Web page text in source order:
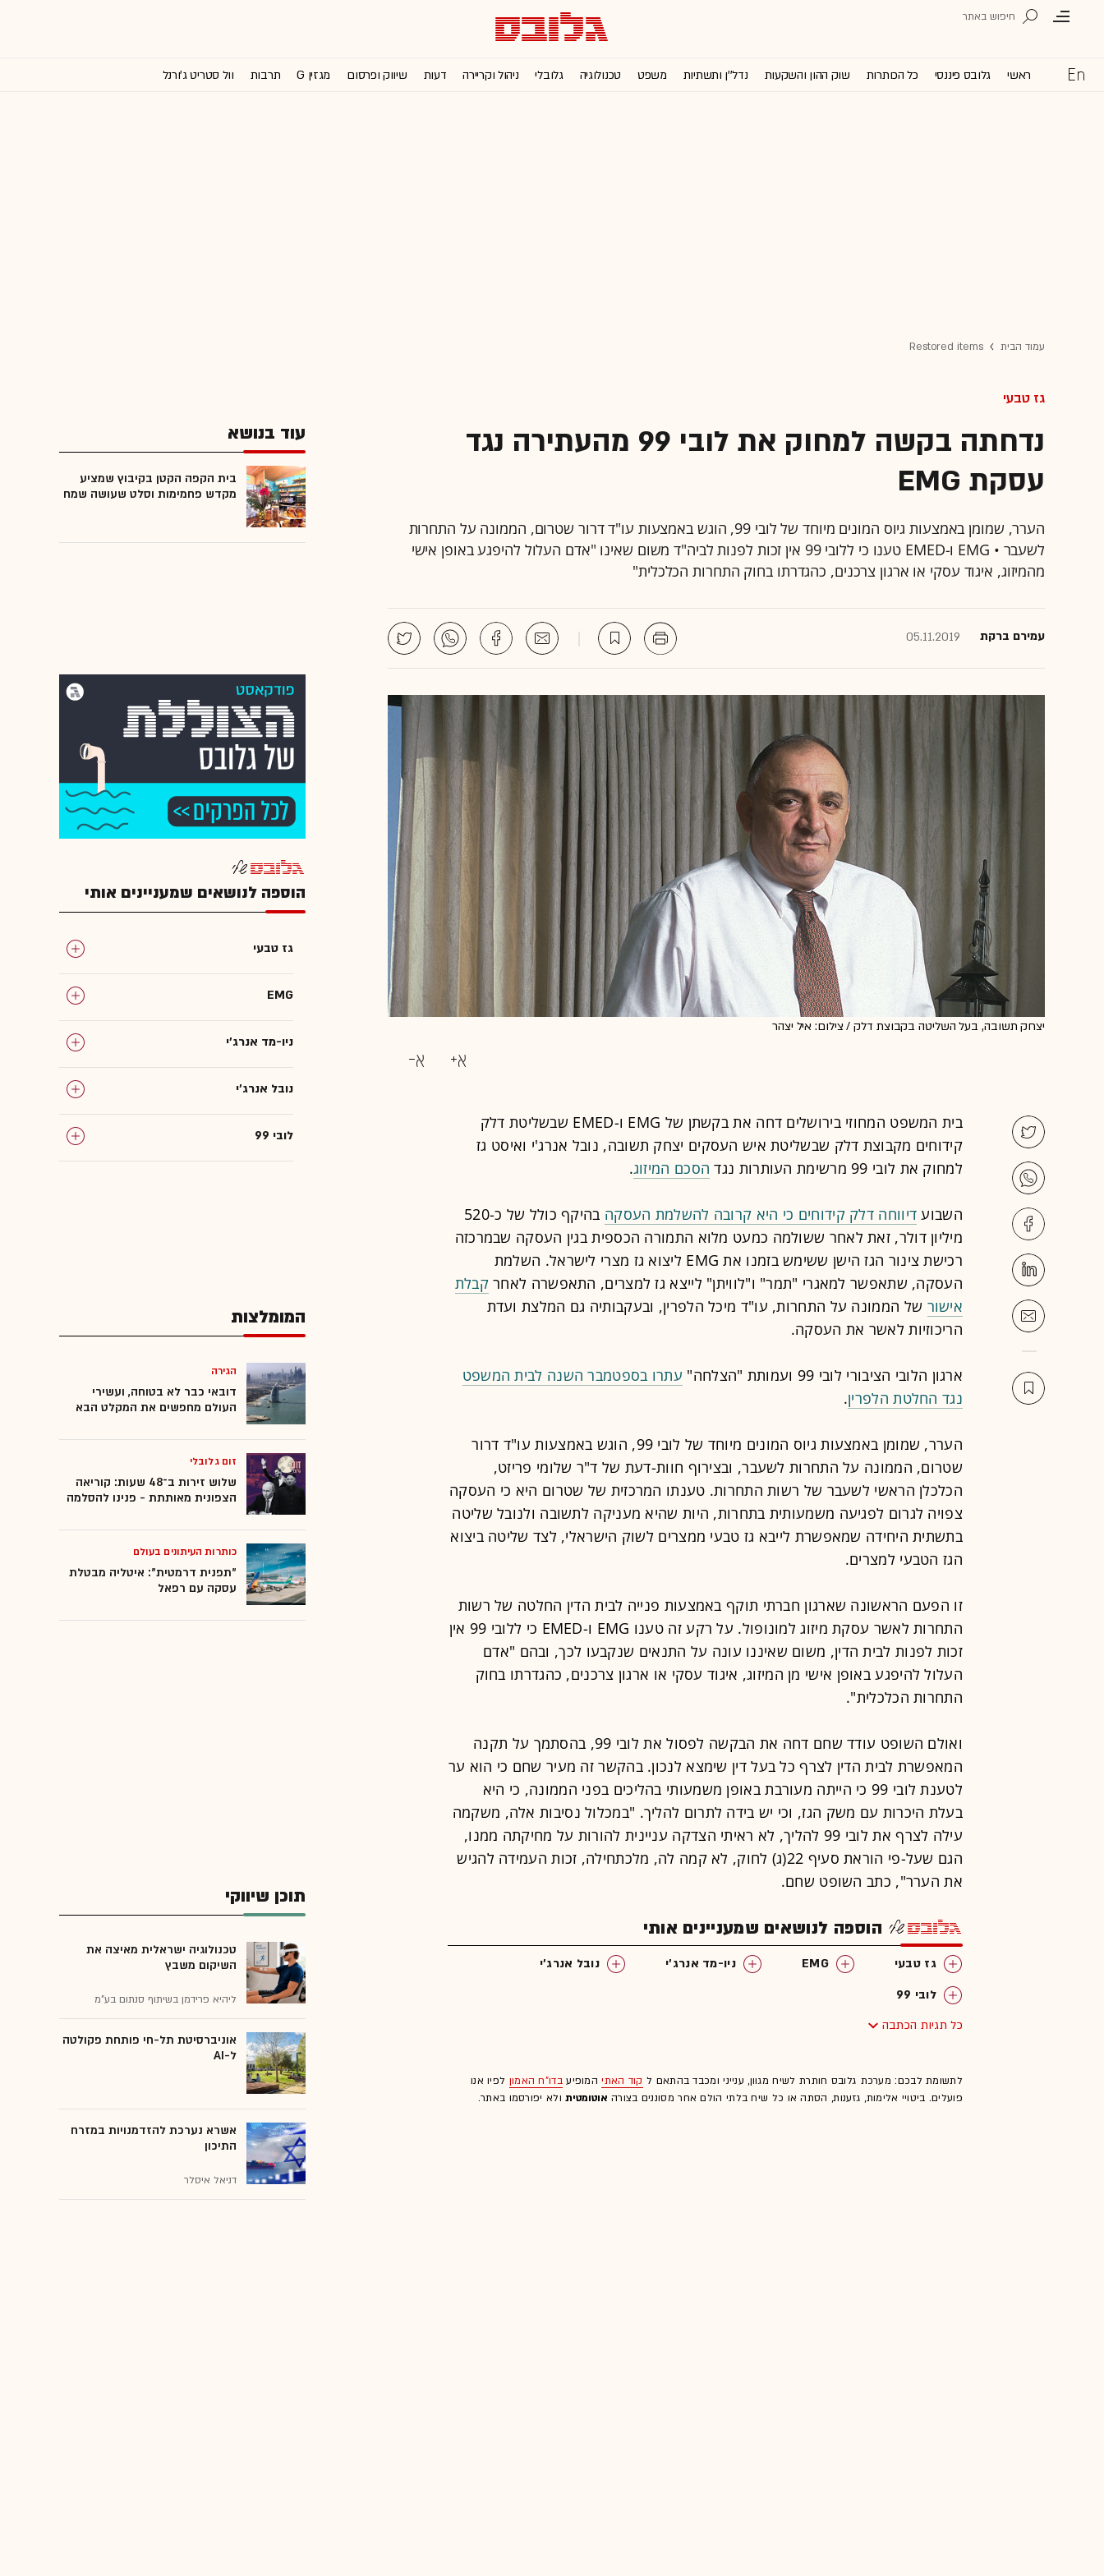
ראשי גלובס פיננסי כל הכותרות שוק ההון והשקעות נדל''ן ותשתיות משפט טכנולוגיה גלובלי ניהול וקריירה דעות שיווק ופרסום מגזין G תרבות וול סטריט ג'ורנל
עמוד הבית Restored items
גז טבעי
נדחתה בקשה למחוק את לובי 99 מהעתירה נגד
עסקת EMG
הערר, שמומן באמצעות גיוס המונים מיוחד של לובי 99, הוגש באמצעות עו"ד דרור שטרום, הממונה על התחרות
לשעבר • EMG ו-EMED טענו כי ללובי 99 אין זכות לפנות לביה"ד משום שאינו "אדם העלול להיפגע באופן אישי
מהמיזוג, איגוד עסקי או ארגון צרכנים, כהגדרתו בחוק התחרות הכלכלית"
עמירם ברקת 05.11.2019
יצחק תשובה, בעל השליטה בקבוצת דלק / צילום: איל יצהר
בית המשפט המחוזי בירושלים דחה את בקשתן של EMG ו-EMED שבשליטת דלק
קידוחים מקבוצת דלק שבשליטת איש העסקים יצחק תשובה, נובל אנרג'י ואיסט גז
למחוק את לובי 99 מרשימת העותרות נגד
הסכם המיזוג.
השבוע דיווחה דלק קידוחים כי היא קרובה להשלמת העסקה
בהיקף כולל של כ-520
מיליון דולר, זאת לאחר ששולמה כמעט מלוא התמורה הכספית בגין העסקה שבמרכזה
רכישת צינור הגז הישן ששימש בזמנו את EMG ליצוא גז מצרי לישראל. השלמת
העסקה, שתאפשר למאגרי "תמר" ו"לוויתן" לייצא גז למצרים, התאפשרה לאחרקבלת
אישור של הממונה על התחרות, עו"ד מיכל הלפרין, ובעקבותיה גם המלצת ועדת
הריכוזיות לאשר את העסקה.
ארגון הלובי הציבורי לובי 99 ועמותת "הצלחה"
עתרו בספטמבר השנה לבית המשפט
נגד החלטת הלפרין.
הערר, שמומן באמצעות גיוס המונים מיוחד של לובי 99, הוגש באמצעות עו"ד דרור
שטרום, הממונה על התחרות לשעבר, ובצירוף חוות-דעת של ד"ר שלומי פריזט,
הכלכלן הראשי לשעבר של רשות התחרות. טענתו המרכזית של שטרום היא כי העסקה
צפויה לגרום לפגיעה משמעותית בתחרות, היות שהיא מעניקה לתשובה ולנובל שליטה
בתשתית היחידה שמאפשרת לייבא גז טבעי ממצרים לשוק הישראלי, לצד שליטה ביצוא
הגז הטבעי למצרים.
זו הפעם הראשונה שארגון חברתי תוקף באמצעות פנייה לבית הדין החלטה של רשות
התחרות לאשר עסקת מיזוג למונופול. על רקע זה טענו EMG ו-EMED כי ללובי 99 אין
זכות לפנות לבית הדין, משום שאיננו עונה על התנאים שנקבעו לכך, ובהם "אדם
העלול להיפגע באופן אישי מן המיזוג, איגוד עסקי או ארגון צרכנים, כהגדרתו בחוק
התחרות הכלכלית".
ואולם השופט עודד שחם דחה את הבקשה לפסול את לובי 99, בהסתמך על תקנה
המאפשרת לבית הדין לצרף כל בעל דין שימצא לנכון. בהקשר זה מעיר שחם כי הוא ער
לטענת לובי 99 כי הייתה מעורבת באופן משמעותי בהליכים בפני הממונה, כי היא
בעלת היכרות עם משק הגז, וכי יש בידה לתרום להליך. "במכלול נסיבות אלה, משקמה
עילה לצרף את לובי 99 להליך, לא ראיתי הצדקה עניינית להורות על מחיקתה ממנו,
הגם שעל-פי הוראת סעיף 22(ג) לחוק, לא קמה לה, מלכתחילה, זכות העמידה להגיש
את הערר", כתב השופט שחם.
הוספה לנושאים שמעניינים אותי
גז טבעי EMG ניו-מד אנרג'י
נובל אנרג'י
לובי 99
כל תגיות הכתבה
לתשומת לבכם: מערכת גלובס חותרת לשיח מגוון, ענייני ומכבד בהתאם ל קוד האתיהמופיעבדו"ח האמון לפיו אנו
פועלים. ביטויי אלימות, גזענות, הסתה או כל שיח בלתי הולם אחר מסוננים בצורה אוטומטיתולא יפורסמו באתר.
עוד בנושא
בית הקפה הקטן בקיבוץ שמציע
מקדש פחמימות וסלט שעושה שמח
הוספה לנושאים שמעניינים אותי
גז טבעי
EMG
ניו-מד אנרג'י
נובל אנרג'י
לובי 99
המומלצות
הגירה
דובאי כבר לא בטוחה, ועשירי
העולם מחפשים את המקלט הבא
זום גלובלי
שלוש זירות ב־48 שעות: קוריאה
הצפונית מאותתת - פנינו להסלמה
כותרות העיתונים בעולם
"תפנית דרמטית": איטליה מבטלת
עסקה עם רפאל
תוכן שיווקי
טכנולוגיה ישראלית מאיצה את
השיקום משבץ
ליהיא פרידמן בשיתוף סנתום בע"מ
אוניברסיטת תל-חי פותחת פקולטה
ל-AI
אשרא נערכת להזדמנויות במזרח
התיכון
דניאל איסלר